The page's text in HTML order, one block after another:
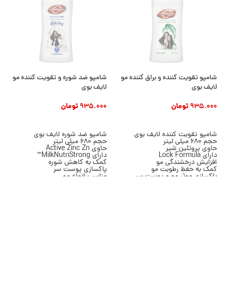
شامپو تقویت کننده و براق کننده مو
لایف بوی
935.000تومان
شامپو تقویت کننده لایف بوی
حجم 680 میلی لیتر
حاوی پروتئین شیر
دارای Lock Formula
افزایش درخشندگی مو
کمک به حفظ رطوبت مو
پاکسازی موثر مو و پوست سر
شامپو ضد شوره و تقویت کننده مو
لایف بوی
935.000تومان
شامپو ضد شوره لایف بوی
حجم 680 میلی لیتر
حاوی Active Zinc Zn
دارای MilkNutriStrong™
کمک به کاهش شوره
پاکسازی پوست سر
مناسب انواع مو